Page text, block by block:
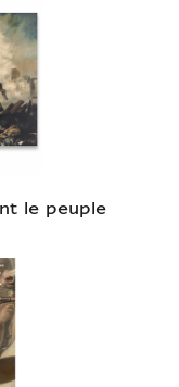
le peuple